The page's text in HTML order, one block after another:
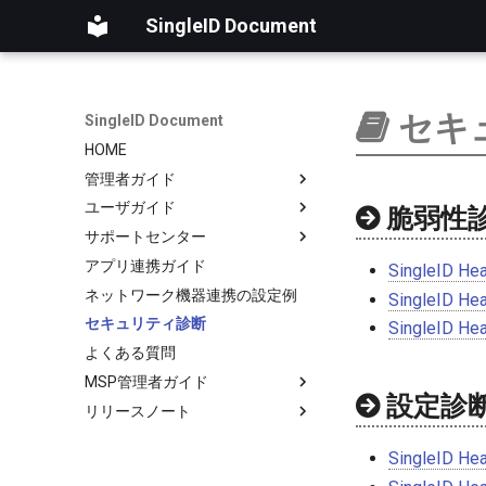
SingleID Document
SingleID Document
HOME
管理者ガイド
はじめに
ログ
RADIUS認証ログ
操作ログ
ユーザ
グループ
Microsoftクラウド連携
認証
LDAP
RADIUS
アプリ連携
アプリ一覧
セキュリティ診断
ユーザガイド
はじめに
アカウント
パスワード
オーセンティケーター
セッション
サポートセンター
はじめに
お客様向け
新しいチケットの作成
チケットの進捗状況の確認
チケットへのコメントの追加
MSP提供事業者向け
サポートフロー
新規チケット内容の確認
サポート担当者の割り当て
用語
チケットのステータス
アプリ連携ガイド
ネットワーク機器連携の設定例
セキュリティ診断
よくある質問
MSP管理者ガイド
はじめに
リリースノート
セキ
脆弱性
SingleID
SingleID
SingleID
設定診
SingleID